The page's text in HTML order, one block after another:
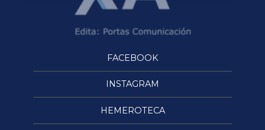
FACEBOOK
INSTAGRAM
HEMEROTECA